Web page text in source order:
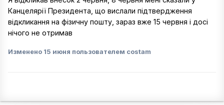
Канцелярії Президента, що вислали підтвердження
відкликання на фізичну пошту, зараз вже 15 червня і досі
нічого не отримав
Изменено 15 июня пользователем costam